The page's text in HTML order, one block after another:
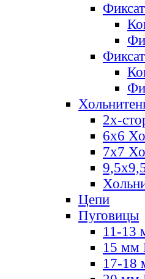
2х-
6х6
7х7
Цепи
Пуговицы
11-13
15 мм
17-18